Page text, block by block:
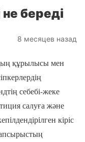
береді
8 месяцев назад
құрылысы мен
себебі-жеке
салуға және
кіріс